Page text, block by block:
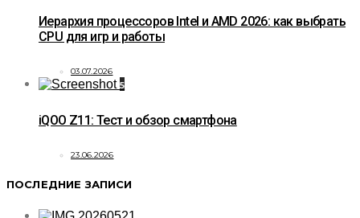
Иерархия процессоров Intel и AMD 2026: как выбрать
CPU для игр и работы
03.07.2026
5
iQOO Z11: Тест и обзор смартфона
23.06.2026
ПОСЛЕДНИЕ ЗАПИСИ